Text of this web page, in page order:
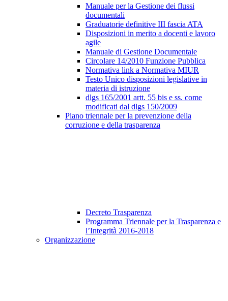
Manuale per la Gestione dei flussi
documentali
Graduatorie definitive III fascia ATA
Disposizioni in merito a docenti e lavoro
agile
Manuale di Gestione Documentale
Circolare 14/2010 Funzione Pubblica
Normativa link a Normativa MIUR
Testo Unico disposizioni legislative in
materia di istruzione
dlgs 165/2001 artt. 55 bis e ss. come
modificati dal dlgs 150/2009
Piano triennale per la prevenzione della
corruzione e della trasparenza
Decreto Trasparenza
Programma Triennale per la Trasparenza e
l’Integrità 2016-2018
Organizzazione